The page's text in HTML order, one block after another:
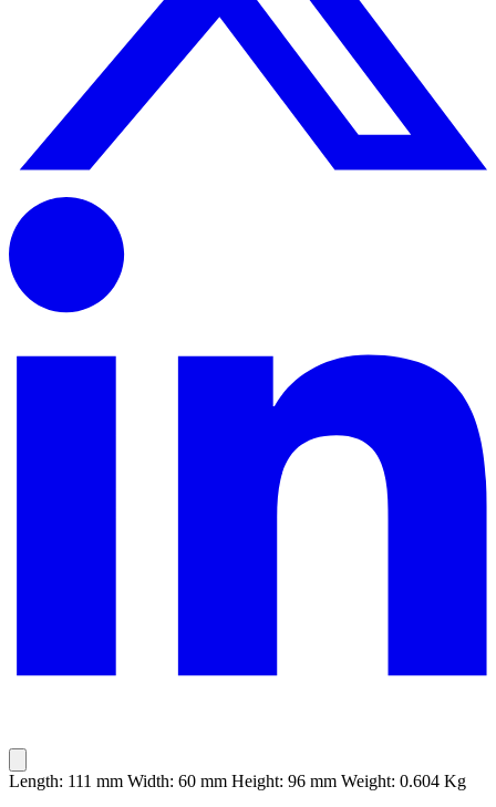
Length: 111 mm Width: 60 mm Height: 96 mm Weight: 0.604 Kg